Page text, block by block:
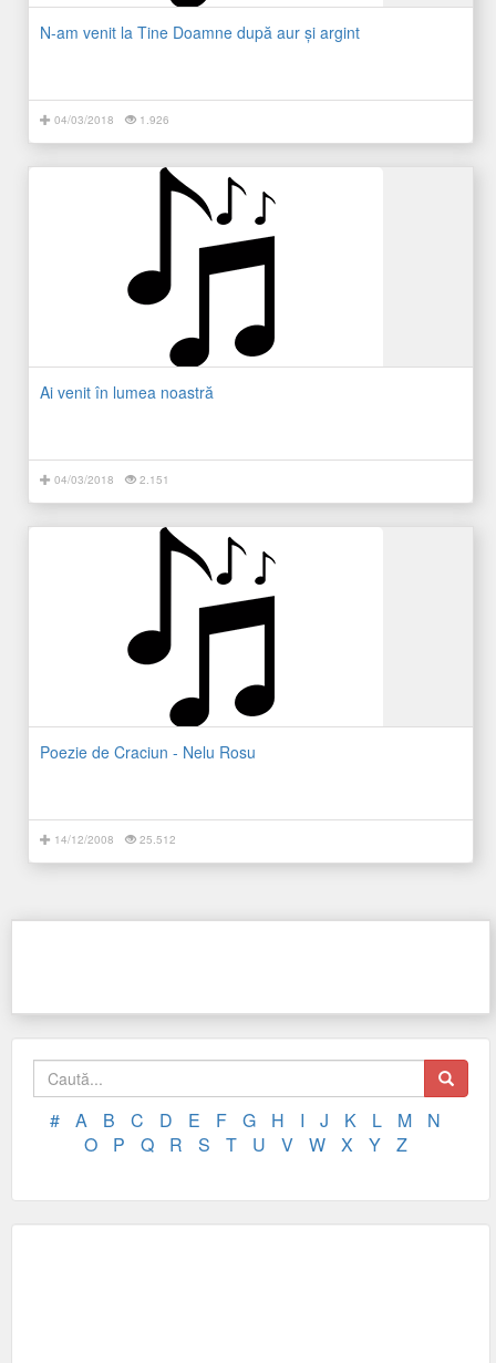
N-am venit la Tine Doamne după aur și argint
04/03/2018 1.926
Ai venit în lumea noastră
04/03/2018 2.151
Poezie de Craciun - Nelu Rosu
14/12/2008 25.512
# A B C D E F G H I J K L M
N
O
P Q R S T U V W X Y Z